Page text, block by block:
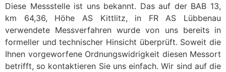
Diese Messstelle ist uns bekannt. Das auf der BAB 13,
km 64,36, Höhe AS Kittlitz, in FR AS Lübbenau
verwendete Messverfahren wurde von uns bereits in
formeller und technischer Hinsicht überprüft. Soweit die
Ihnen vorgeworfene Ordnungswidrigkeit diesen Messort
betrifft, so kontaktieren Sie uns einfach. Wir sind auf die